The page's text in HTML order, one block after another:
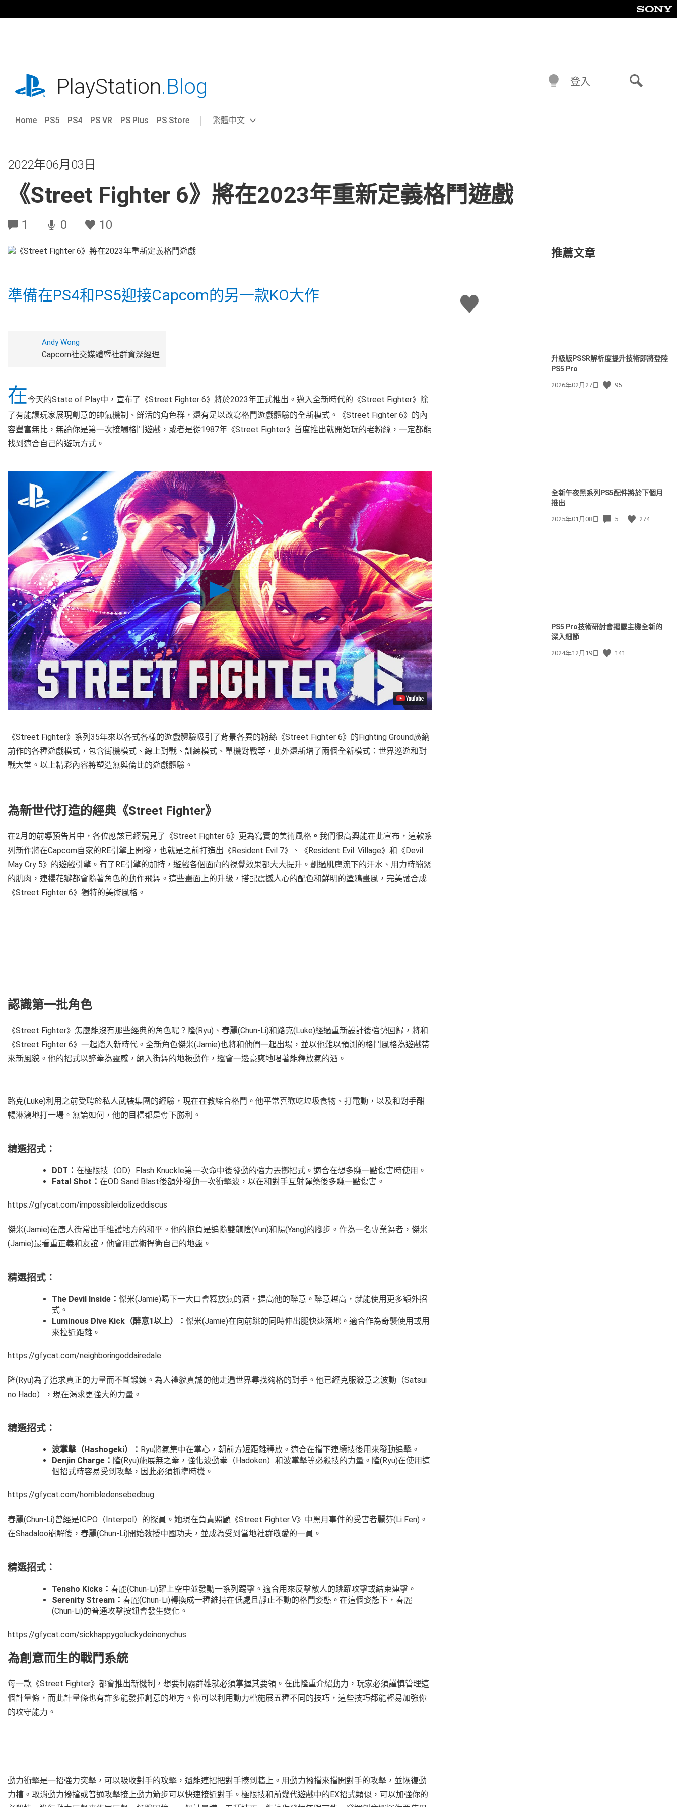
往
playstation.comPlayStation.Blog
Home PS5 PS4 PS VR PS Plus PS Store
Select
Current
繁體中文
登入
2022年06月03日
《Street Fighter 6》將在2023年重新定義格鬥遊戲
1 0 10
讚
準備在PS4和PS5迎接Capcom的另一款KO大作
Andy Wong
Capcom社交媒體暨社群資深經理
在今天的State of Play中，宣布了《Street Fighter 6》將於2023年正式推出。邁入全新時代的《Street Fighter》除
了有能讓玩家展現創意的帥氣機制、鮮活的角色群，還有足以改寫格鬥遊戲體驗的全新模式。《Street Fighter 6》的內
容豐富無比，無論你是第一次接觸格鬥遊戲，或者是從1987年《Street Fighter》首度推出就開始玩的老粉絲，一定都能
找到適合自己的遊玩方式。
Play
Video
《Street Fighter》系列35年來以各式各樣的遊戲體驗吸引了背景各異的粉絲《Street Fighter 6》的Fighting Ground廣納
前作的各種遊戲模式，包含街機模式、線上對戰、訓練模式、單機對戰等，此外還新增了兩個全新模式：世界巡遊和對
戰大堂。以上精彩內容將塑造無與倫比的遊戲體驗。
為新世代打造的經典《Street Fighter》
在2月的前導預告片中，各位應該已經窺見了《Street Fighter 6》更為寫實的美術風格 。 我們很高興能在此宣布，這款系
列新作將在Capcom自家的RE引擎上開發，也就是之前打造出《Resident Evil 7》、《Resident Evil: Village》和《Devil
May Cry 5》的遊戲引擎。有了RE引擎的加持，遊戲各個面向的視覺效果都大大提升。劃過肌膚流下的汗水、用力時繃緊
的肌肉，連櫻花瓣都會隨著角色的動作飛舞。這些畫面上的升級，搭配震撼人心的配色和鮮明的塗鴉畫風，完美融合成
《Street Fighter 6》獨特的美術風格。
認識第一批角色
《Street Fighter》怎麼能沒有那些經典的角色呢？隆(Ryu)、春麗(Chun-Li)和路克(Luke)經過重新設計後強勢回歸，將和
《Street Fighter 6》一起踏入新時代。全新角色傑米(Jamie)也將和他們一起出場，並以他難以預測的格鬥風格為遊戲帶
來新風貌。他的招式以醉拳為靈感，納入街舞的地板動作，還會一邊豪爽地喝著能釋放氣的酒。
路克(Luke)利用之前受聘於私人武裝集團的經驗，現在在教綜合格鬥。他平常喜歡吃垃圾食物、打電動，以及和對手酣
暢淋漓地打一場。無論如何，他的目標都是奪下勝利。
精選招式：
DDT： 在極限技（OD）Flash Knuckle第一次命中後發動的強力丟擲招式。適合在想多賺一點傷害時使用。
Fatal Shot： 在OD Sand Blast後額外發動一次衝擊波，以在和對手互射彈藥後多賺一點傷害。
https://gfycat.com/impossibleidolizeddiscus
傑米(Jamie)在唐人街常出手維護地方的和平。他的抱負是追隨雙龍陰(Yun)和陽(Yang)的腳步。作為一名專業舞者，傑米
(Jamie)最看重正義和友誼，他會用武術捍衛自己的地盤。
精選招式：
The Devil Inside： 傑米(Jamie)喝下一大口會釋放氣的酒，提高他的醉意。醉意越高，就能使用更多額外招
式。
Luminous Dive Kick（醉意1以上）： 傑米(Jamie)在向前跳的同時伸出腿快速落地。適合作為奇襲使用或用
來拉近距離。
https://gfycat.com/neighboringoddairedale
隆(Ryu)為了追求真正的力量而不斷鍛鍊。為人禮貌真誠的他走遍世界尋找夠格的對手。他已經克服殺意之波動（Satsui
no Hado），現在渴求更強大的力量。
精選招式：
波掌擊（Hashogeki）： Ryu將氣集中在掌心，朝前方短距離釋放。適合在擋下連續技後用來發動追擊。
Denjin Charge： 隆(Ryu)施展無之拳，強化波動拳（Hadoken）和波掌擊等必殺技的力量。隆(Ryu)在使用這
個招式時容易受到攻擊，因此必須抓準時機。
https://gfycat.com/horribledensebedbug
春麗(Chun-Li)曾經是ICPO（Interpol）的探員。她現在負責照顧《Street Fighter V》中黑月事件的受害者麗芬(Li Fen)。
在Shadaloo崩解後，春麗(Chun-Li)開始教授中國功夫，並成為受到當地社群敬愛的一員。
精選招式：
Tensho Kicks： 春麗(Chun-Li)躍上空中並發動一系列踢擊。適合用來反擊敵人的跳躍攻擊或結束連擊。
Serenity Stream： 春麗(Chun-Li)轉換成一種維持在低處且靜止不動的格鬥姿態。在這個姿態下，春麗
(Chun-Li)的普通攻擊按鈕會發生變化。
https://gfycat.com/sickhappygoluckydeinonychus
為創意而生的戰鬥系統
每一款《Street Fighter》都會推出新機制，想要制霸群雄就必須掌握其要領。在此隆重介紹動力，玩家必須謹慎管理這
個計量條，而此計量條也有許多能發揮創意的地方。你可以利用動力槽施展五種不同的技巧，這些技巧都能輕易加強你
的攻守能力。
動力衝擊是一招強力突擊，可以吸收對手的攻擊，還能連招把對手揍到牆上。用動力撥擋來擋開對手的攻擊，並恢復動
力槽。取消動力撥擋或普通攻擊接上動力箭步可以快速接近對手。極限技和前幾代遊戲中的EX招式類似，可以加強你的
推薦文章
升級版PSSR解析度提升技術即將登陸
PS5 Pro
發
2026年02月27日 95
全新午夜黑系列PS5配件將於下個月
推出
發
2025年01月08日 5 274
PS5 Pro技術研討會揭露主機全新的
深入細節
發
2024年12月19日 141